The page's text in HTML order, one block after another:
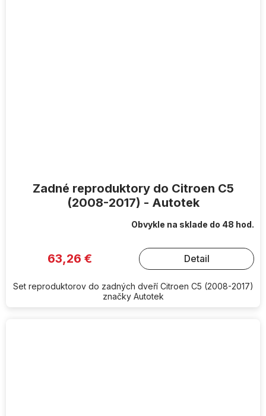
Zadné reproduktory do Citroen C5
(2008-2017) - Autotek
Obvykle na sklade do 48 hod.
63,26 € Detail
Set reproduktorov do zadných dveří Citroen C5 (2008-2017)
značky Autotek